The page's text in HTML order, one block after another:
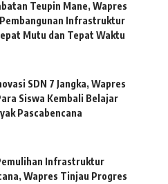
Teupin Mane, Wapres
Infrastruktur
Mutu dan Tepat Waktu
SDN 7 Jangka, Wapres
Siswa Kembali Belajar
Pascabencana
Infrastruktur
Wapres Tinjau Progres